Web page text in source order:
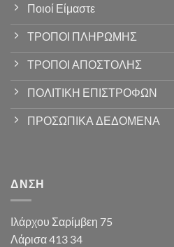
Ποιοί Είμαστε
ΤΡΟΠΟΙ ΠΛΗΡΩΜΗΣ
ΤΡΟΠΟΙ ΑΠΟΣΤΟΛΗΣ
ΠΟΛΙΤΙΚΗ ΕΠΙΣΤΡΟΦΩΝ
ΠΡΟΣΩΠΙΚΑ ΔΕΔΟΜΕΝΑ
ΔΝΣΗ
Ιλάρχου Σαρίμβεη 75
Λάρισα 413 34